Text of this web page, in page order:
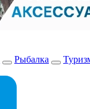
Рыбалка